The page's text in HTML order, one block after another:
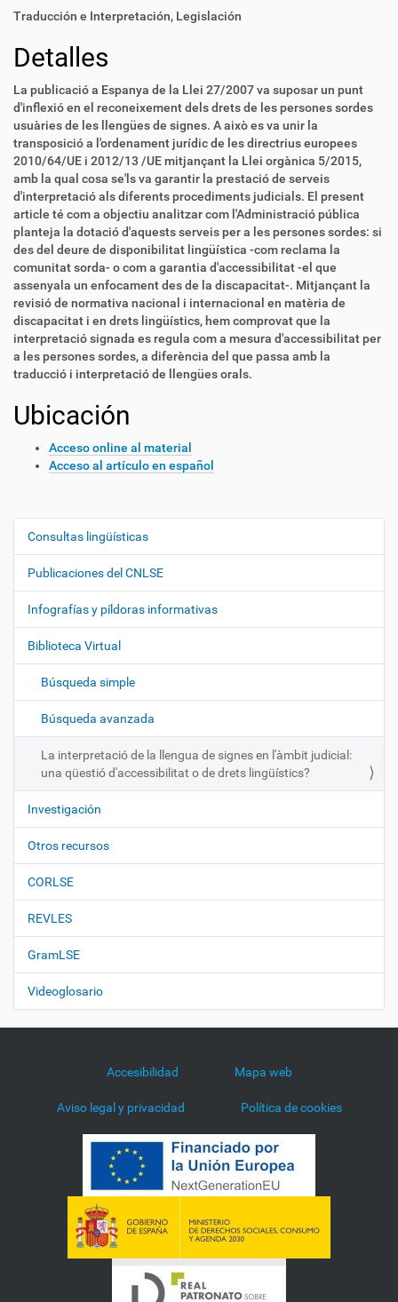
Traducción e Interpretación, Legislación
Detalles
La publicació a Espanya de la Llei 27/2007 va suposar un punt
d'inflexió en el reconeixement dels drets de les persones sordes
usuàries de les llengües de signes. A això es va unir la
transposició a l'ordenament jurídic de les directrius europees
2010/64/UE i 2012/13 /UE mitjançant la Llei orgànica 5/2015,
amb la qual cosa se'ls va garantir la prestació de serveis
d'interpretació als diferents procediments judicials. El present
article té com a objectiu analitzar com l'Administració pública
planteja la dotació d'aquests serveis per a les persones sordes: si
des del deure de disponibilitat lingüística -com reclama la
comunitat sorda- o com a garantia d'accessibilitat -el que
assenyala un enfocament des de la discapacitat-. Mitjançant la
revisió de normativa nacional i internacional en matèria de
discapacitat i en drets lingüístics, hem comprovat que la
interpretació signada es regula com a mesura d'accessibilitat per
a les persones sordes, a diferència del que passa amb la
traducció i interpretació de llengües orals.
Ubicación
Acceso online al material
Acceso al artículo en español
N
e
g
a
i
n
Consultas lingüísticas
Publicaciones del CNLSE
Infografías y píldoras informativas
Biblioteca Virtual
Búsqueda simple
Búsqueda avanzada
La interpretació de la llengua de signes en l'àmbit judicial:
una qüestió d'accessibilitat o de drets lingüístics?
Investigación
Otros recursos
CORLSE
REVLES
GramLSE
Videoglosario
Accesibilidad Mapa web
Aviso legal y privacidad Política de cookies